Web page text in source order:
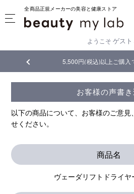
全商品正規メーカーの美容と健康ストア
ようこそ ゲスト
5,500円(税込)以上ご購入で送
お客様の声書
以下の商品について、お客様のご意
せください。
商品名
ヴェーダリフトドライ